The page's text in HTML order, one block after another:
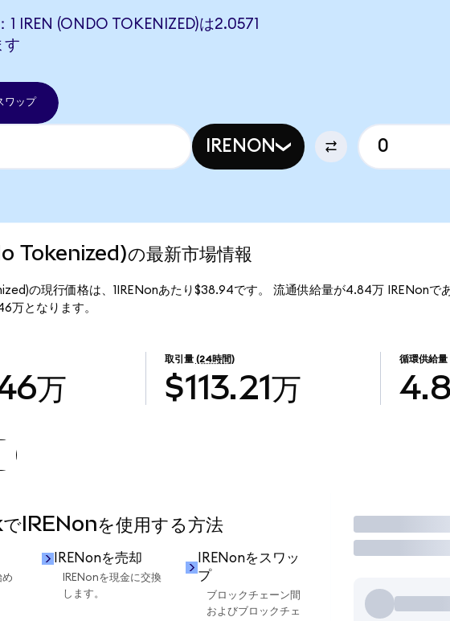
1 IREN (ONDO TOKENIZED)は2.0571
す
ワップ
IRENON
Tokenized)の最新市場情報
の現行価格は、1IRENonあたり$38.94です。 流通供給量が4.84万 IRENonで
万となります。
万
取引量 (24時間)
$113.21万
循環供給量
IRENonを使用する方法
IRENonを売却
IRENonを現金に交換
します。
IRENonをスワッ
プ
ブロックチェーン間
およびブロックチェ
取引